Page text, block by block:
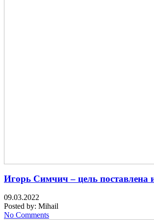
Игорь Симчич – цель поставлена
09.03.2022
Posted by: Mihail
No Comments